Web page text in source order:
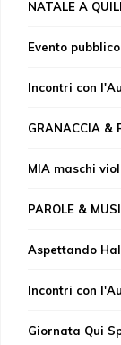
NATALE A
Evento
Incontri con
GRANACCIA &
MIA maschi
PAROLE &
Aspettando
Incontri con
Giornata Qui